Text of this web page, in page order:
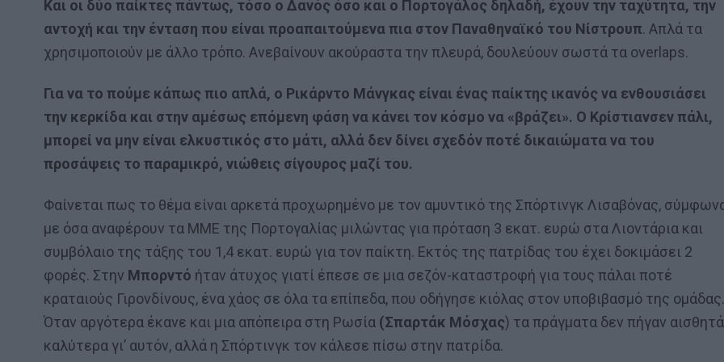
Και οι δύο παίκτες πάντως, τόσο ο Δανός όσο και ο Πορτογάλος δηλαδή, έχουν την ταχύτητα, την
αντοχή και την ένταση που είναι προαπαιτούμενα πια στον Παναθηναϊκό του Νίστρουπ. Απλά τα
χρησιμοποιούν με άλλο τρόπο. Ανεβαίνουν ακούραστα την πλευρά, δουλεύουν σωστά τα overlaps.
Για να το πούμε κάπως πιο απλά, ο Ρικάρντο Μάνγκας είναι ένας παίκτης ικανός να ενθουσιάσει
την κερκίδα και στην αμέσως επόμενη φάση να κάνει τον κόσμο να «βράζει». Ο Κρίστιανσεν πάλι,
μπορεί να μην είναι ελκυστικός στο μάτι, αλλά δεν δίνει σχεδόν ποτέ δικαιώματα να του
προσάψεις το παραμικρό, νιώθεις σίγουρος μαζί του.
Φαίνεται πως το θέμα είναι αρκετά προχωρημένο με τον αμυντικό της Σπόρτινγκ Λισαβόνας,
με όσα αναφέρουν τα ΜΜΕ της Πορτογαλίας μιλώντας για πρόταση 3 εκατ. ευρώ στα Λιοντάρια και
συμβόλαιο της τάξης του 1,4 εκατ. ευρώ για τον παίκτη. Εκτός της πατρίδας του έχει δοκιμάσει 2
φορές. Στην Μπορντό ήταν άτυχος γιατί έπεσε σε μια σεζόν-καταστροφή για τους πάλαι ποτέ
κραταιούς Γιρονδίνους, ένα χάος σε όλα τα επίπεδα, που οδήγησε κιόλας στον υποβιβασμό της ομάδας.
Όταν αργότερα έκανε και μια απόπειρα στη Ρωσία (Σπαρτάκ Μόσχας) τα πράγματα δεν πήγαν αισθητά
καλύτερα γι’ αυτόν, αλλά η Σπόρτινγκ τον κάλεσε πίσω στην πατρίδα.